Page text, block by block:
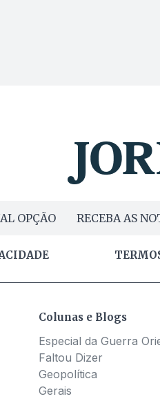
OPÇÃO RECEBA AS
Colunas e Blogs
Especial da Guerra
Faltou Dizer
Geopolítica
Gerais